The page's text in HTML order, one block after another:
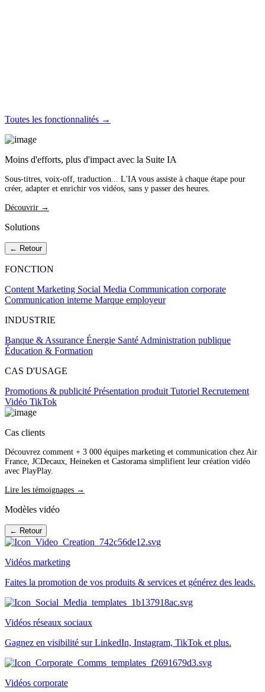
Toutes les fonctionnalités →
Moins d'efforts, plus d'impact avec la Suite IA
Sous-titres, voix-off, traduction... L'IA vous assiste à chaque étape pour
créer, adapter et enrichir vos vidéos, sans y passer des heures.
Découvrir →
Solutions
← Retour
FONCTION
Content Marketing Social Media Communication corporate
Communication interne Marque employeur
INDUSTRIE
Banque & Assurance Énergie Santé Administration publique
Éducation & Formation
CAS D'USAGE
Promotions & publicité Présentation produit Tutoriel Recrutement
Vidéo TikTok
Cas clients
Découvrez comment + 3 000 équipes marketing et communication chez Air
France, JCDecaux, Heineken et Castorama simplifient leur création vidéo
avec PlayPlay.
Lire les témoignages →
Modèles vidéo
← Retour
Vidéos marketing
Faites la promotion de vos produits & services et générez des leads.
Vidéos réseaux sociaux
Gagnez en visibilité sur LinkedIn, Instagram, TikTok et plus.
Vidéos corporate